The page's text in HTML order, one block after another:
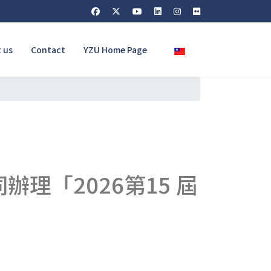
us Contact YZU Home Page Select your language
理「2026第15 屆